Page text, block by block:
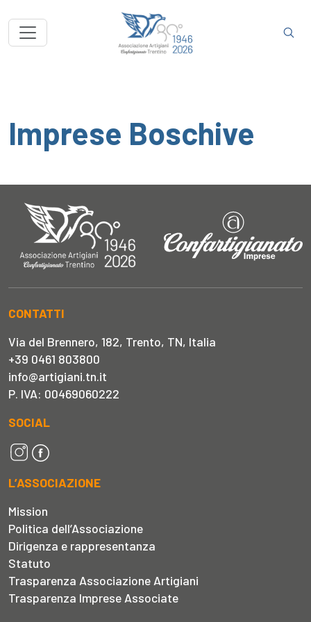
Imprese Boschive
CONTATTI
Via del Brennero, 182, Trento, TN, Italia
+39 0461 803800
info@artigiani.tn.it
P. IVA: 00469060222
SOCIAL
L’ASSOCIAZIONE
Mission
Politica dell’Associazione
Dirigenza e rappresentanza
Statuto
Trasparenza Associazione Artigiani
Trasparenza Imprese Associate